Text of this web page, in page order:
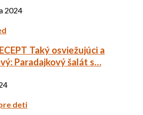
2024
Taký osviežujúci a
Paradajkový šalát s…
deti